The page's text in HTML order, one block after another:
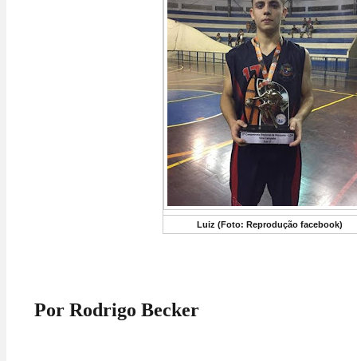
Luiz (Foto: Reprodução facebook)
Por Rodrigo Becker